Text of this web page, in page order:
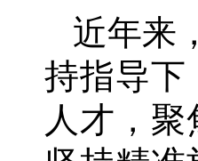
近年来
持指导下
人才，